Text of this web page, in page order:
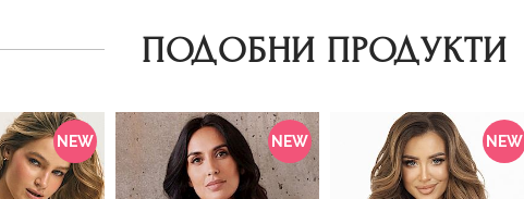
ПОДОБНИ ПРОДУКТИ
NEW NEW NEW